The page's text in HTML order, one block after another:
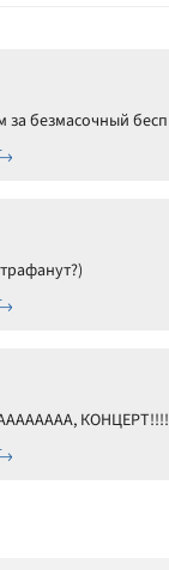
за безмасочный
КОНЦЕРТ!!!!